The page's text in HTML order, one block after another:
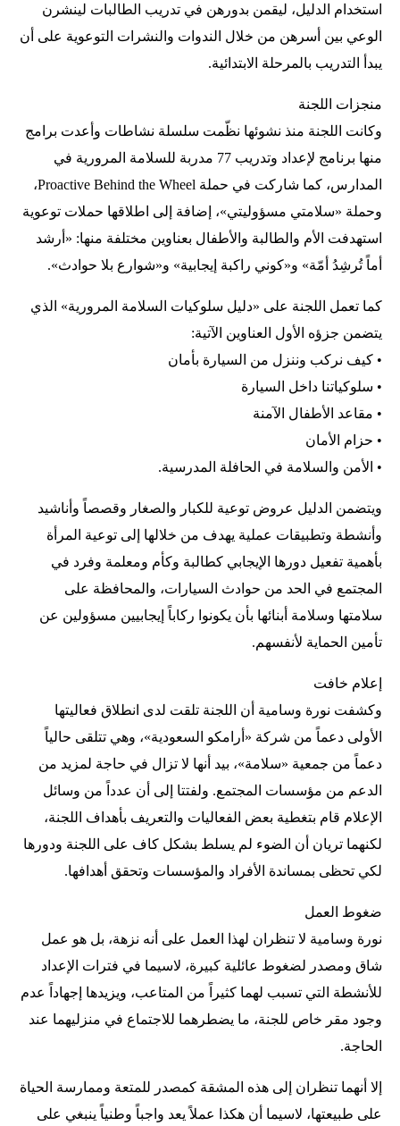
استخدام الدليل، ليقمن بدورهن في تدريب الطالبات لينشرن
الوعي بين أسرهن من خلال الندوات والنشرات التوعوية على أن
يبدأ التدريب بالمرحلة الابتدائية.
منجزات اللجنة
وكانت اللجنة منذ نشوئها نظّمت سلسلة نشاطات وأعدت برامج
منها برنامج لإعداد وتدريب 77 مدربة للسلامة المرورية في
المدارس، كما شاركت في حملة Proactive Behind the Wheel،
وحملة «سلامتي مسؤوليتي»، إضافة إلى اطلاقها حملات توعوية
استهدفت الأم والطالبة والأطفال بعناوين مختلفة منها: «أرشد
أماً تُرشِدُ أمّة» و«كوني راكبة إيجابية» و«شوارع بلا حوادث».
كما تعمل اللجنة على «دليل سلوكيات السلامة المرورية» الذي
يتضمن جزؤه الأول العناوين الآتية:
• كيف نركب وننزل من السيارة بأمان
• سلوكياتنا داخل السيارة
• مقاعد الأطفال الآمنة
• حزام الأمان
• الأمن والسلامة في الحافلة المدرسية.
ويتضمن الدليل عروض توعية للكبار والصغار وقصصاً وأناشيد
وأنشطة وتطبيقات عملية يهدف من خلالها إلى توعية المرأة
بأهمية تفعيل دورها الإيجابي كطالبة وكأم ومعلمة وفرد في
المجتمع في الحد من حوادث السيارات، والمحافظة على
سلامتها وسلامة أبنائها بأن يكونوا ركاباً إيجابيين مسؤولين عن
تأمين الحماية لأنفسهم.
إعلام خافت
وكشفت نورة وسامية أن اللجنة تلقت لدى انطلاق فعاليتها
الأولى دعماً من شركة «أرامكو السعودية»، وهي تتلقى حالياً
دعماً من جمعية «سلامة»، بيد أنها لا تزال في حاجة لمزيد من
الدعم من مؤسسات المجتمع. ولفتتا إلى أن عدداً من وسائل
الإعلام قام بتغطية بعض الفعاليات والتعريف بأهداف اللجنة،
لكنهما تريان أن الضوء لم يسلط بشكل كاف على اللجنة ودورها
لكي تحظى بمساندة الأفراد والمؤسسات وتحقق أهدافها.
ضغوط العمل
نورة وسامية لا تنظران لهذا العمل على أنه نزهة، بل هو عمل
شاق ومصدر لضغوط عائلية كبيرة، لاسيما في فترات الإعداد
للأنشطة التي تسبب لهما كثيراً من المتاعب، ويزيدها إجهاداً عدم
وجود مقر خاص للجنة، ما يضطرهما للاجتماع في منزليهما عند
الحاجة.
إلا أنهما تنظران إلى هذه المشقة كمصدر للمتعة وممارسة الحياة
على طبيعتها، لاسيما أن هكذا عملاً يعد واجباً وطنياً ينبغي على